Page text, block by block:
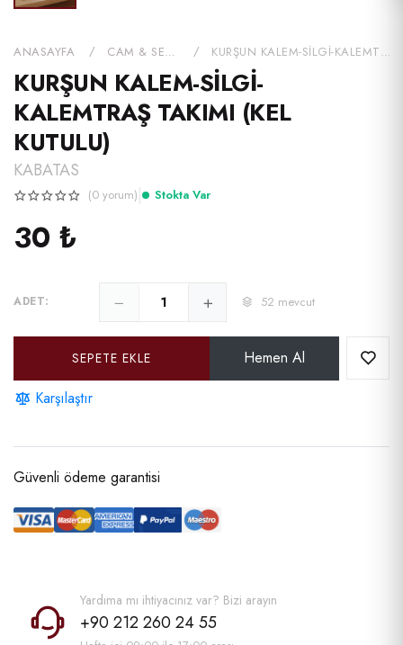
ANASAYFA CAM & SERAMİK KURŞUN KALEM-SİLGİ-KALEMTRAŞ TAKIMI (KEL KUTULU)
KURŞUN KALEM-SİLGİ-
KALEMTRAŞ TAKIMI (KEL
KUTULU)
KABATAS
(0 yorum) Stokta Var
30 ₺
ADET: 52 mevcut
SEPETE EKLE
Hemen Al
Karşılaştır
Güvenli ödeme garantisi
Yardıma mı ihtiyacınız var? Bizi arayın
+90 212 260 24 55